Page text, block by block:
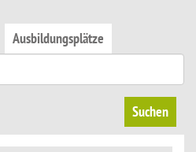
Ausbildungsplätze
Suchen